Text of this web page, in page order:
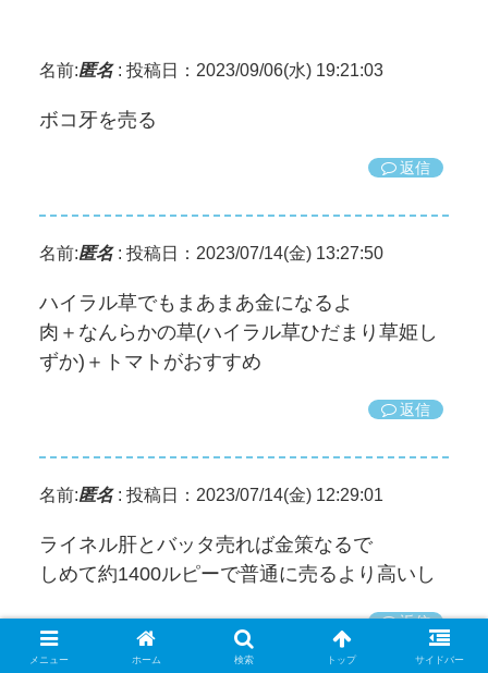
名前:匿名: 投稿日：2023/09/06(水) 19:21:03
ボコ牙を売る
返信
名前:匿名: 投稿日：2023/07/14(金) 13:27:50
ハイラル草でもまあまあ金になるよ
肉＋なんらかの草(ハイラル草ひだまり草姫し
ずか)＋トマトがおすすめ
返信
名前:匿名: 投稿日：2023/07/14(金) 12:29:01
ライネル肝とバッタ売れば金策なるで
しめて約1400ルピーで普通に売るより高いし
返信
メニュー ホーム 検索 トップ サイドバー